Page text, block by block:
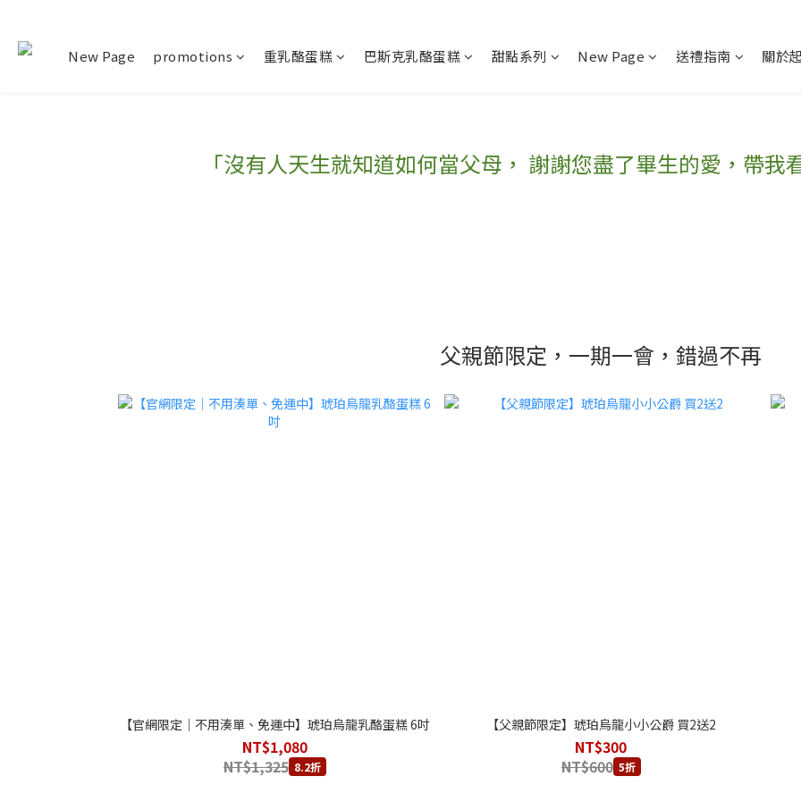
New Page promotions 重乳酪蛋糕 巴斯克乳酪蛋糕 甜點系列 New Page 送禮指南 關於
「沒有人天生就知道如何當父母， 謝謝您盡了畢生的愛，帶我
父親節限定，一期一會，錯過不再
【官網限定｜不用湊單、免運中】琥珀烏龍乳酪蛋糕 6吋
NT$1,080
NT$1,325 8.2折
【父親節限定】琥珀烏龍小小公爵 買2送2
NT$300
NT$600 5折